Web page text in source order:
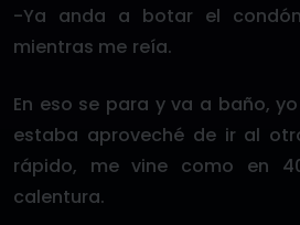
-Ya anda a botar el
mientras me reía.
En eso se para y va a baño,
estaba aproveché de ir al
rápido, me vine como en
calentura.